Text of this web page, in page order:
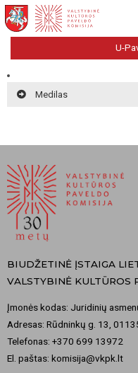
U-
Medilas
BIUDŽETINĖ ĮSTAIGA
VALSTYBINĖ KULTŪROS
Įmonės kodas: Juridinių
Adresas: Rūdninkų g. 13,
Telefonas: +370 699 13972
El. paštas: komisija@vkpk.lt